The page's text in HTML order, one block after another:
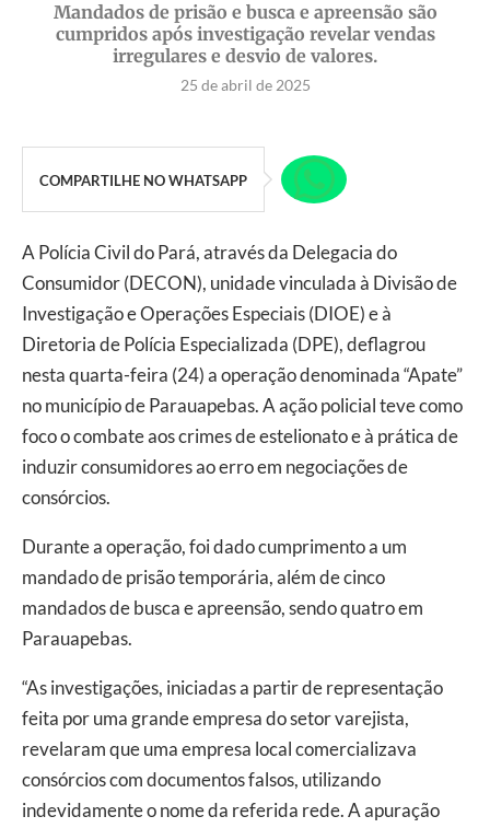
Mandados de prisão e busca e apreensão são
cumpridos após investigação revelar vendas
irregulares e desvio de valores.
25 de abril de 2025
COMPARTILHE NO WHATSAPP
A Polícia Civil do Pará, através da Delegacia do
Consumidor (DECON), unidade vinculada à Divisão de
Investigação e Operações Especiais (DIOE) e à
Diretoria de Polícia Especializada (DPE), deflagrou
nesta quarta-feira (24) a operação denominada “Apate”
no município de Parauapebas. A ação policial teve como
foco o combate aos crimes de estelionato e à prática de
induzir consumidores ao erro em negociações de
consórcios.
Durante a operação, foi dado cumprimento a um
mandado de prisão temporária, além de cinco
mandados de busca e apreensão, sendo quatro em
Parauapebas.
“As investigações, iniciadas a partir de representação
feita por uma grande empresa do setor varejista,
revelaram que uma empresa local comercializava
consórcios com documentos falsos, utilizando
indevidamente o nome da referida rede. A apuração